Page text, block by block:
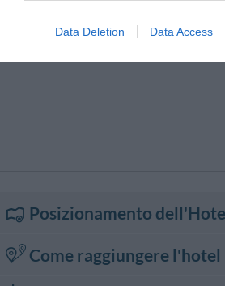
Data Deletion Data Access
Posizionamento
Come raggiungere l'hotel
In auto